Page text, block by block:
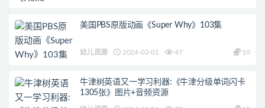
美国PBS原版动画《Super Why》103集
幼儿资源 2024-02-01 47 10
牛津树英语又一学习利器:《牛津分级单词闪卡
1305张》图片+音频资源